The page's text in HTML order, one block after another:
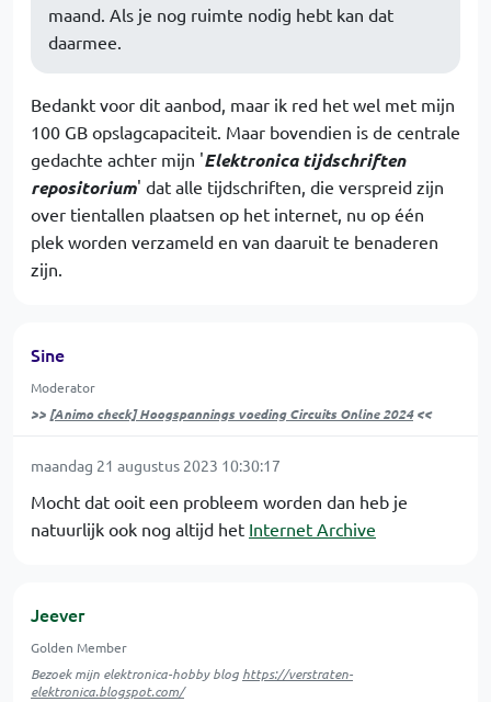
maand. Als je nog ruimte nodig hebt kan dat
daarmee.
Bedankt voor dit aanbod, maar ik red het wel met mijn
100 GB opslagcapaciteit. Maar bovendien is de centrale
gedachte achter mijn 'Elektronica tijdschriften
repositorium' dat alle tijdschriften, die verspreid zijn
over tientallen plaatsen op het internet, nu op één
plek worden verzameld en van daaruit te benaderen
zijn.
Sine
Moderator
>> [Animo check] Hoogspannings voeding Circuits Online 2024<<
maandag 21 augustus 2023 10:30:17
Mocht dat ooit een probleem worden dan heb je
natuurlijk ook nog altijd het Internet Archive
Jeever
Golden Member
Bezoek mijn elektronica-hobby blog https://verstraten-
elektronica.blogspot.com/